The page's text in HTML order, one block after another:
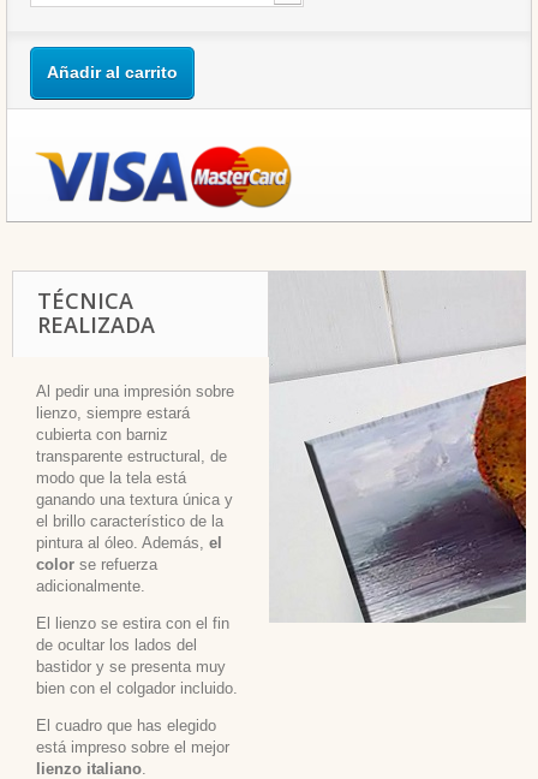
Añadir al carrito
TÉCNICA
REALIZADA
Al pedir una impresión sobre
lienzo, siempre estará
cubierta con barniz
transparente estructural, de
modo que la tela está
ganando una textura única y
el brillo característico de la
pintura al óleo. Además, el
color se refuerza
adicionalmente.
El lienzo se estira con el fin
de ocultar los lados del
bastidor y se presenta muy
bien con el colgador incluido.
El cuadro que has elegido
está impreso sobre el mejor
lienzo italiano